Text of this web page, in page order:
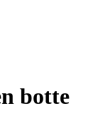
botte